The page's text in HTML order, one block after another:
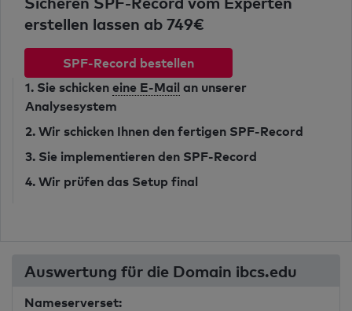
erstellen lassen ab 749€
SPF-Record bestellen
1. Sie schicken eine E-Mail an unserer
Analysesystem
2. Wir schicken Ihnen den fertigen SPF-Record
3. Sie implementieren den SPF-Record
4. Wir prüfen das Setup final
Auswertung für die Domain ibcs.edu
Nameserverset: